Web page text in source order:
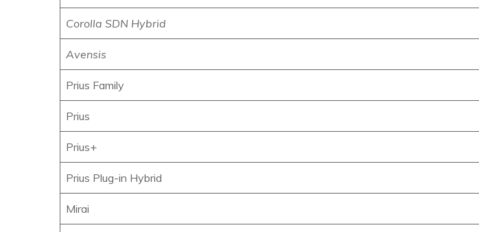
Corolla SDN Hybrid
Avensis
Prius Family
Prius
Prius+
Prius Plug-in Hybrid
Mirai